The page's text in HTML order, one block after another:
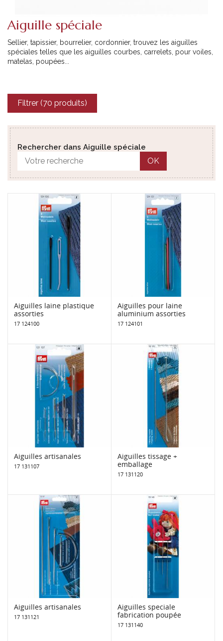
Aiguille spéciale
Sellier, tapissier, bourrelier, cordonnier, trouvez les aiguilles
spéciales telles que les aiguilles courbes, carrelets, pour voiles,
matelas, poupées...
Filtrer (70 produits)
Rechercher dans Aiguille spéciale
OK
Aiguilles laine plastique
assorties
17 124100
Aiguilles pour laine
aluminium assorties
17 124101
Aiguilles artisanales
17 131107
Aiguilles tissage +
emballage
17 131120
Aiguilles artisanales
17 131121
Aiguilles speciale
fabrication poupée
17 131140